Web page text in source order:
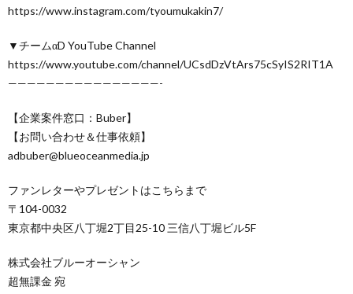
https://www.instagram.com/tyoumukakin7/
▼チームαD YouTube Channel
https://www.youtube.com/channel/UCsdDzVtArs75cSyIS2RIT1A
————————————————-
【企業案件窓口：Buber】
【お問い合わせ＆仕事依頼】
adbuber@blueoceanmedia.jp
ファンレターやプレゼントはこちらまで
〒104-0032
東京都中央区八丁堀2丁目25-10 三信八丁堀ビル5F
株式会社ブルーオーシャン
超無課金 宛